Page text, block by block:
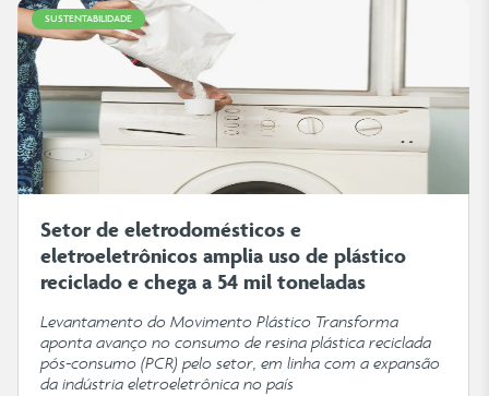
SUSTENTABILIDADE
Setor de eletrodomésticos e
eletroeletrônicos amplia uso de plástico
reciclado e chega a 54 mil toneladas
Levantamento do Movimento Plástico Transforma
aponta avanço no consumo de resina plástica reciclada
pós-consumo (PCR) pelo setor, em linha com a expansão
da indústria eletroeletrônica no país